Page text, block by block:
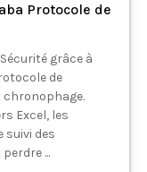
Protocole de
grâce à
de
chronophage.
Excel, les
suivi des
...